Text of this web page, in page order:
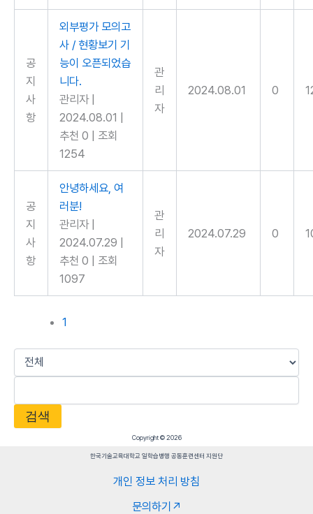
공
지
사
항
외부평가 모의고
사 / 현황보기 기
능이 오픈되었습
니다.
관리자 |
2024.08.01 |
추천 0 | 조회
1254
관
리
자
2024.08.01 0
공
지
사
항
안녕하세요, 여
러분!
관리자 |
2024.07.29 |
추천 0 | 조회
1097
관
리
자
2024.07.29 0
1
검색
Copyright © 2026
한국기술교육대학교 일학습병행 공동훈련센터 지원단
개인 정보 처리 방침
문의하기↗